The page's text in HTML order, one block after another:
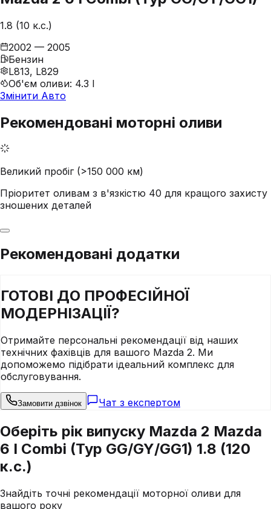
1.8 (10 к.с.)
2002 — 2005
Бензин
L813, L829
Об'єм оливи: 4.3 l
Змінити Авто
Рекомендовані моторні оливи
Великий пробіг (>150 000 км)
Пріоритет оливам з в'язкістю 40 для кращого захисту
зношених деталей
Рекомендовані додатки
ГОТОВІ ДО ПРОФЕСІЙНОЇ
МОДЕРНІЗАЦІЇ?
Отримайте персональні рекомендації від наших
технічних фахівців для вашого Mazda 2. Ми
допоможемо підібрати ідеальний комплекс для
обслуговування.
Замовити дзвінок Чат з експертом
Оберіть рік випуску Mazda 2 Mazda
6 I Combi (Typ GG/GY/GG1) 1.8 (120
к.с.)
Знайдіть точні рекомендації моторної оливи для
вашого року